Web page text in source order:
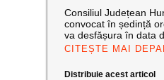
Consiliul Județean
convocat în ședință
va desfășura în data
CITEȘTE MAI
Distribuie acest articol